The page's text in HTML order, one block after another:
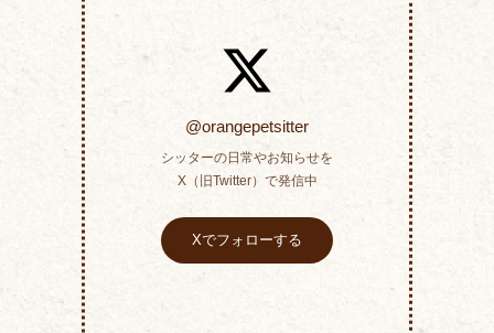
@orangepetsitter
シッターの日常やお知らせを
X（旧Twitter）で発信中
Xでフォローする